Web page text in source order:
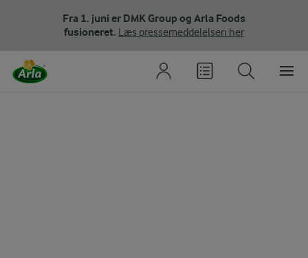
Fra 1. juni er DMK Group og Arla Foods
fusioneret. Læs pressemeddelelsen her